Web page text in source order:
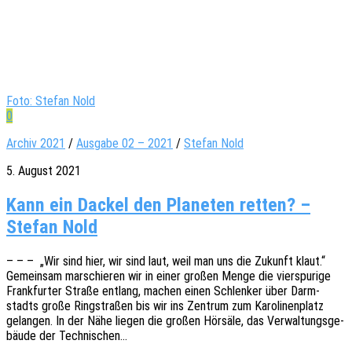
Foto: Stefan Nold
0
Archiv 2021 / Ausgabe 02 – 2021 / Stefan Nold
5. August 2021
Kann ein Dackel den Planeten retten? –
Stefan Nold
– – – „Wir sind hier, wir sind laut, weil man uns die Zukunft klaut.“
Gemein­sam marschie­ren wir in einer großen Menge die vier­spu­ri­ge
Frank­fur­ter Straße entlang, machen einen Schlen­ker über Darm­
stadts große Ring­stra­ßen bis wir ins Zentrum zum Karo­li­nen­platz
gelan­gen. In der Nähe liegen die großen Hörsä­le, das Verwal­tungs­ge­
bäu­de der Technischen…